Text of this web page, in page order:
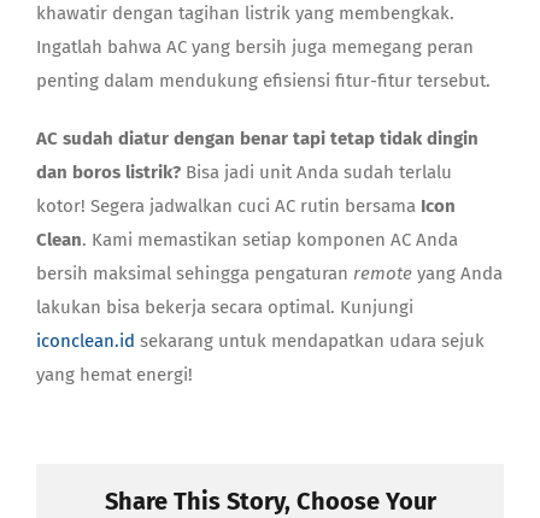
khawatir dengan tagihan listrik yang membengkak.
Ingatlah bahwa AC yang bersih juga memegang peran
penting dalam mendukung efisiensi fitur-fitur tersebut.
AC sudah diatur dengan benar tapi tetap tidak dingin
dan boros listrik? Bisa jadi unit Anda sudah terlalu
kotor! Segera jadwalkan cuci AC rutin bersama Icon
Clean. Kami memastikan setiap komponen AC Anda
bersih maksimal sehingga pengaturan remote yang Anda
lakukan bisa bekerja secara optimal. Kunjungi
iconclean.id sekarang untuk mendapatkan udara sejuk
yang hemat energi!
Share This Story, Choose Your